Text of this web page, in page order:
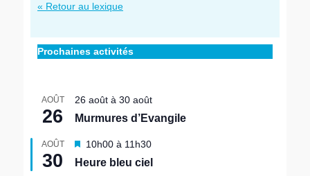
« Retour au lexique
Prochaines activités
AOÛT
26
26 août à 30 août
Murmures d’Evangile
AOÛT
30
M
s
10h00 à 11h30
Heure bleu ciel